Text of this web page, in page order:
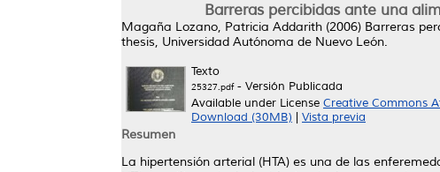
Barreras percibidas ante una
Magaña Lozano, Patricia Addarith (2006) Barreras
thesis, Universidad Autónoma de Nuevo León.
Texto
25327.pdf- Versión Publicada
Available under License Creative Commons
Download (30MB)
Vista previa
Resumen
La hipertensión arterial (HTA) es una de las